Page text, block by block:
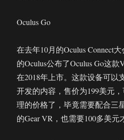
Oculus Go
在去年10月的Oculus Connect
的Oculus公布了Oculus Go这
在2018年上市。这款设备可以
开发的内容，售价为199美元
理的价格了，毕竟需要配合三
的Gear VR，也需要100多美元